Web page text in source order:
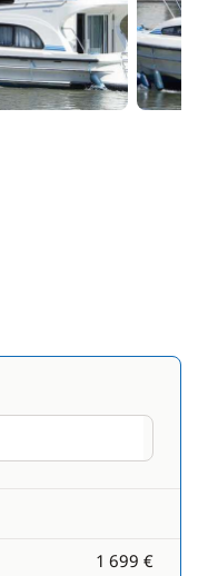
1 699 €